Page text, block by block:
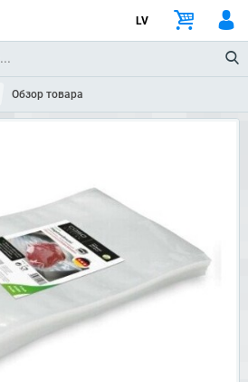
LV
Обзор товара